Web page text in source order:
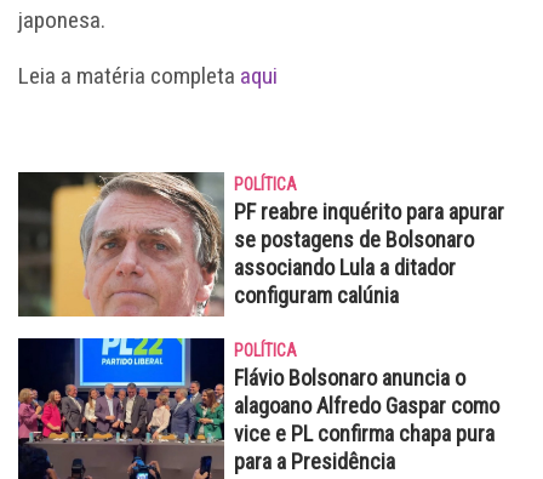
japonesa.
Leia a matéria completa aqui
POLÍTICA
PF reabre inquérito para apurar
se postagens de Bolsonaro
associando Lula a ditador
configuram calúnia
POLÍTICA
Flávio Bolsonaro anuncia o
alagoano Alfredo Gaspar como
vice e PL confirma chapa pura
para a Presidência